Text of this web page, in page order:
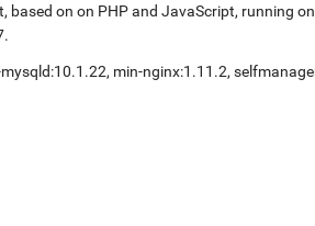
based on on PHP and JavaScript, running
min-nginx:1.11.2,